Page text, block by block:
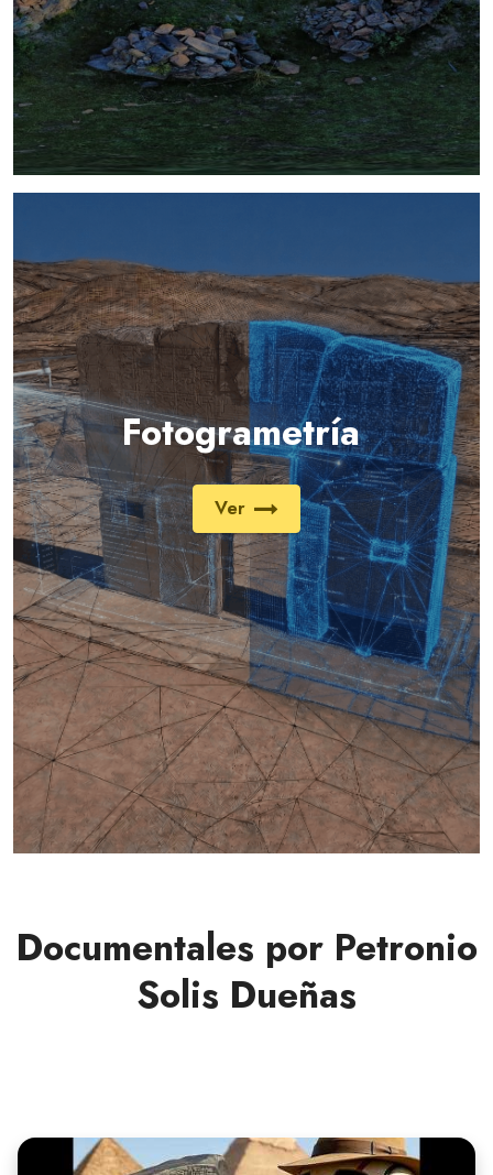
Fotogrametría
Ver
Documentales por Petronio
Solis Dueñas